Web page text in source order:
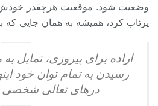
وضعیت شود. موقعیت هرچقدر
پرتاب کرد، همیشه به همان جایی که
اراده برای پیروزی، تمایل
رسیدن به تمام توان خود
درهای تعالی شخصی